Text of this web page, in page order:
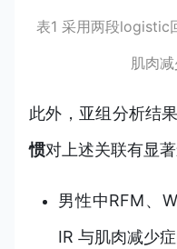
表1 采用两段logistic
肌肉
此外，亚组分析结
惯对上述关联有显著
男性中RFM、
IR 与肌肉减少